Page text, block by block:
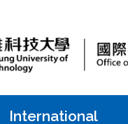
International